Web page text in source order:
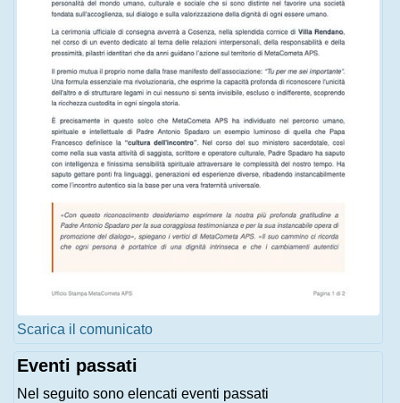
Scarica il comunicato
Eventi passati
Nel seguito sono elencati eventi passati